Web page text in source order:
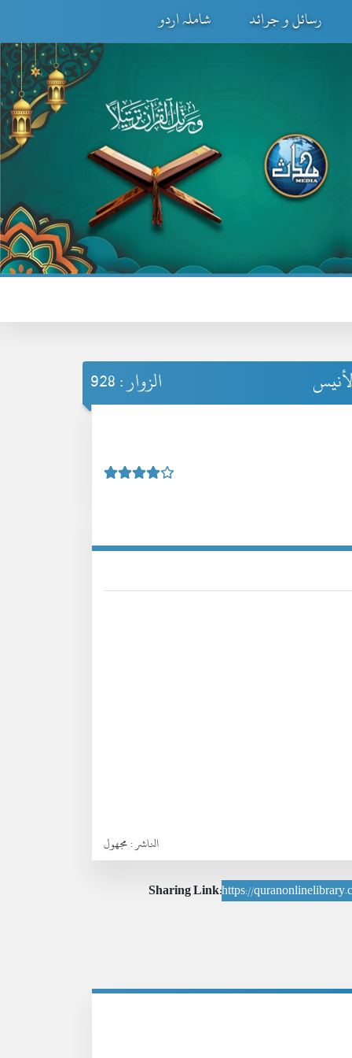
رسائل و جرائد شاملہ اردو
الزوار : 928
الناشر :مجهول
Sharing Link:https://